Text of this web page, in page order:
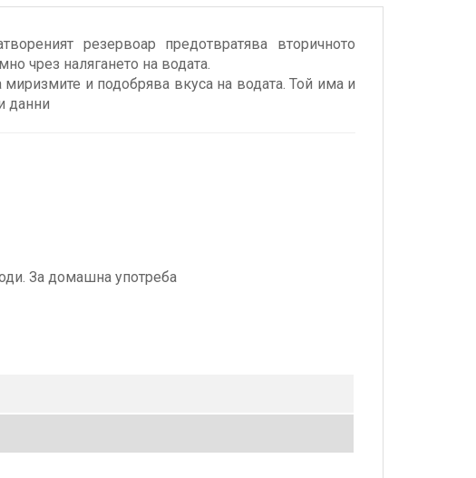
резервоар предотвратява вторичното
чрез налягането на водата.
и подобрява вкуса на водата. Той има и
данни
За домашна употреба